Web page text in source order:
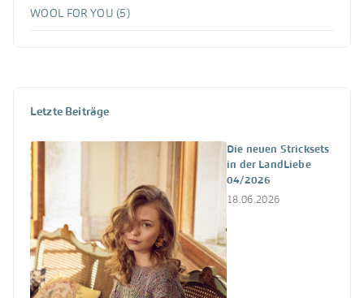
WOOL FOR YOU (5)
Letzte Beiträge
Die neuen Stricksets
in der LandLiebe
04/2026
18.06.2026